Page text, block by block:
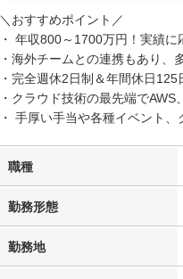
＼おすすめポイント／
・ 年収800～1700万円！実績に
・海外チームとの連携もあり、
・完全週休2日制＆年間休日
・クラウド技術の最先端で
・ 手厚い手当や各種イベント
職種
勤務形態
勤務地